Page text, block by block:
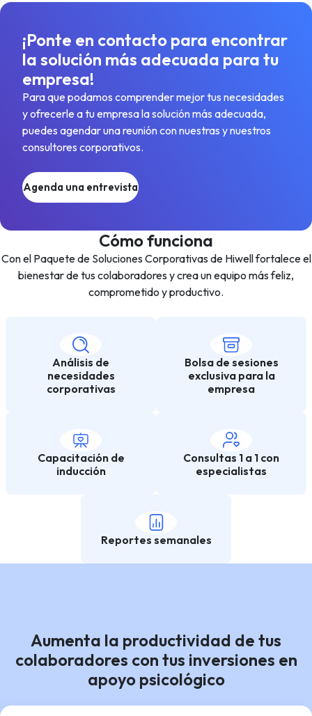
¡Ponte en contacto para encontrar
la solución más adecuada para tu
empresa!
Para que podamos comprender mejor tus necesidades
y ofrecerle a tu empresa la solución más adecuada,
puedes agendar una reunión con nuestras y nuestros
consultores corporativos.
Agenda una entrevista
Cómo funciona
Con el Paquete de Soluciones Corporativas de Hiwell fortalece el
bienestar de tus colaboradores y crea un equipo más feliz,
comprometido y productivo.
Análisis de
necesidades
corporativas
Bolsa de sesiones
exclusiva para la
empresa
Capacitación de
inducción
Consultas 1 a 1 con
especialistas
Reportes semanales
Aumenta la productividad de tus
colaboradores con tus inversiones en
apoyo psicológico